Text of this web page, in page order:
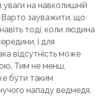
на навколишній
Варто зауважити, що
тоді, коли людина
і для
відсутність може
Тим не менш,
бути таким
нападу ведмедя,